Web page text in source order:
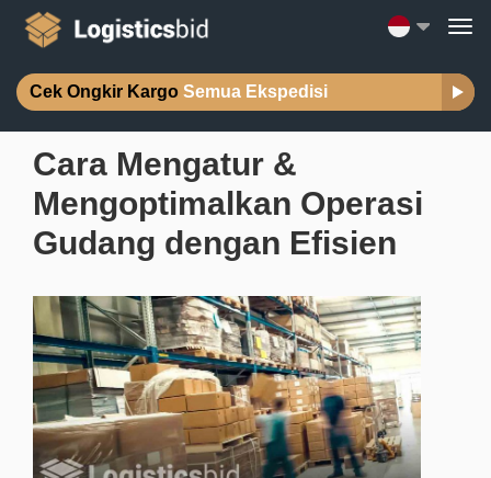
Cek Ongkir Kargo Semua Ekspedisi
Cara Mengatur &
Mengoptimalkan Operasi
Gudang dengan Efisien